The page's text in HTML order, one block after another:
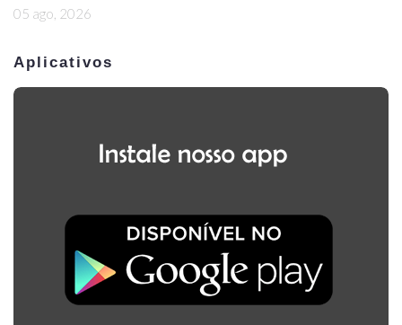
05 ago, 2026
Aplicativos